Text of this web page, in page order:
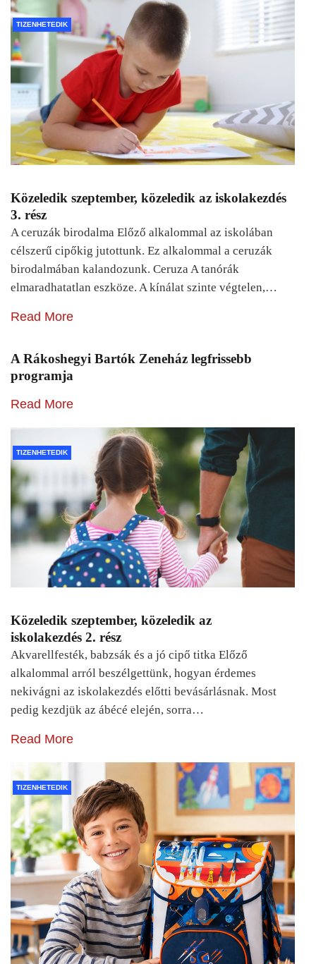
TIZENHETEDIK
Közeledik szeptember, közeledik az iskolakezdés
3. rész
A ceruzák birodalma Előző alkalommal az iskolában
célszerű cipőkig jutottunk. Ez alkalommal a ceruzák
birodalmában kalandozunk. Ceruza A tanórák
elmaradhatatlan eszköze. A kínálat szinte végtelen,…
Read More
A Rákoshegyi Bartók Zeneház legfrissebb
programja
Read More
TIZENHETEDIK
Közeledik szeptember, közeledik az
iskolakezdés 2. rész
Akvarellfesték, babzsák és a jó cipő titka Előző
alkalommal arról beszélgettünk, hogyan érdemes
nekivágni az iskolakezdés előtti bevásárlásnak. Most
pedig kezdjük az ábécé elején, sorra…
Read More
TIZENHETEDIK